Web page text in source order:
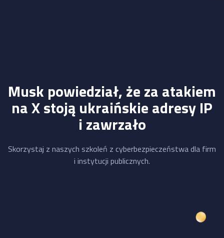
Musk powiedział, że za atakiem
na X stoją ukraińskie adresy IP
i zawrzało
Skorzystaj z naszych szkoleń z cyberbezpieczeństwa dla firm
i instytucji publicznych.